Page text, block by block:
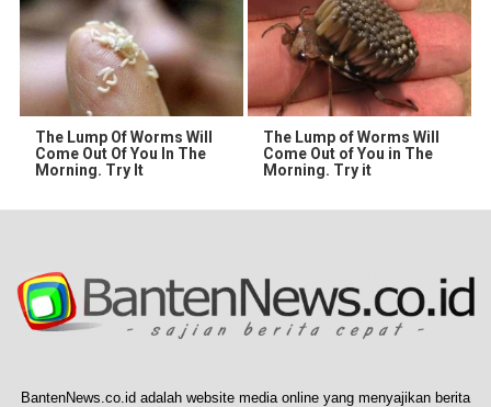
The Lump Of Worms Will
Come Out Of You In The
Morning. Try It
The Lump of Worms Will
Come Out of You in The
Morning. Try it
BantenNews.co.id adalah website media online yang menyajikan berita